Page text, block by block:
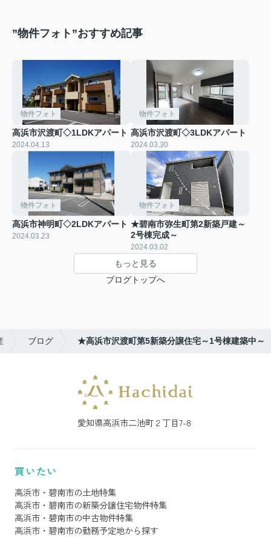
”物件フォト”おすすめ記事
物件フォト
高浜市沢渡町◇1LDKアパート
2024.04.13
物件フォト
高浜市沢渡町◇3LDKアパート
2024.03.30
物件フォト
高浜市神明町◇2LDKアパート
2024.03.23
物件フォト
★碧南市弥生町第2新築戸建～
2号棟完成～
2024.03.02
もっと見る
ブログトップへ
ブログ ★高浜市沢渡町第5新築分譲住宅～1号棟建築中～
愛知県高浜市二池町２丁目7-8
買いたい
高浜市・碧南市の土地特集
高浜市・碧南市の新築分譲住宅物件特集
高浜市・碧南市の中古物件特集
高浜市・碧南市の勤務予定地から探す